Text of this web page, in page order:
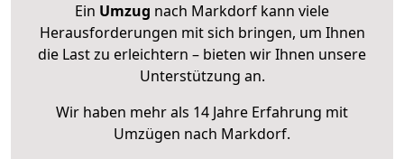
Ein Umzug nach Markdorf kann viele
Herausforderungen mit sich bringen, um Ihnen
die Last zu erleichtern – bieten wir Ihnen unsere
Unterstützung an.
Wir haben mehr als 14 Jahre Erfahrung mit
Umzügen nach Markdorf.